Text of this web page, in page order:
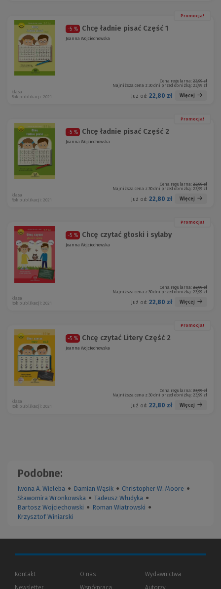
Promocja!
-5 % Chcę ładnie pisać Część 1
Joanna Wojciechowska
Cena regularna: 23,99 zł
Najniższa cena z 30 dni przed obniżką: 23,99 zł
Już od: 22,80 zł Więcej
klasa
Rok publikacji: 2021
Promocja!
-5 % Chcę ładnie pisać Część 2
Joanna Wojciechowska
Cena regularna: 23,99 zł
Najniższa cena z 30 dni przed obniżką: 23,99 zł
Już od: 22,80 zł Więcej
klasa
Rok publikacji: 2021
Promocja!
-5 % Chcę czytać głoski i sylaby
Joanna Wojciechowska
Cena regularna: 23,99 zł
Najniższa cena z 30 dni przed obniżką: 23,99 zł
Już od: 22,80 zł Więcej
klasa
Rok publikacji: 2021
Promocja!
-5 % Chcę czytać Litery Część 2
Joanna Wojciechowska
Cena regularna: 23,99 zł
Najniższa cena z 30 dni przed obniżką: 23,99 zł
Już od: 22,80 zł Więcej
klasa
Rok publikacji: 2021
Podobne:
Iwona A. Wieleba ● Damian Wąsik ● Christopher W. Moore ●
Sławomira Wronkowska ● Tadeusz Włudyka ●
Bartosz Wojciechowski ● Roman Wiatrowski ●
Krzysztof Winiarski
Kontakt
O nas
Wydawnictwa